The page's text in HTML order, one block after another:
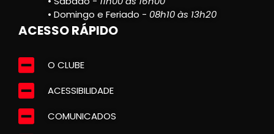
• Domingo e Feriado - 08h10 às 13h20
ACESSO RÁPIDO
O CLUBE
ACESSIBILIDADE
COMUNICADOS